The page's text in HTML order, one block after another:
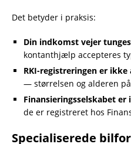
Det betyder i praksis:
Din indkomst vejer
kontanthjælp accepteres
RKI-registreringen er
— størrelsen og alderen
Finansieringsselskabet
de er registreret hos
Specialiserede